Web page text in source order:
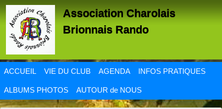
Association Charolais
Brionnais Rando
ACCUEIL VIE DU CLUB AGENDA INFOS PRATIQUES
ALBUMS PHOTOS AUTOUR de NOUS
Panneau de gestion des cookies